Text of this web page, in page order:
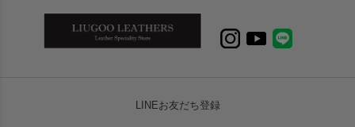
LINEお友だち登録